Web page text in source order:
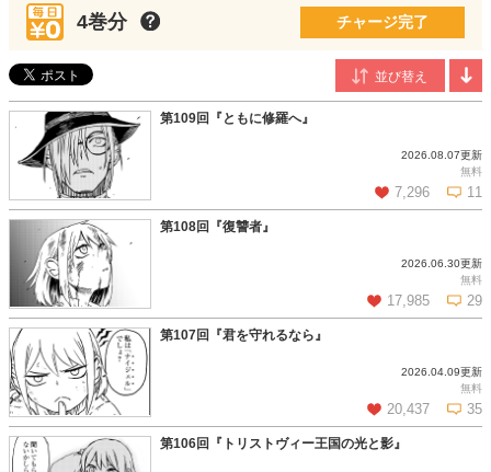
同作にて出版デビューを果たす。
4巻分 チャージ完了
第109回『ともに修羅へ』
2026.08.07更新
無料
7,296 11
この話を読む コメントを見る
第108回『復讐者』
2026.06.30更新
無料
17,985 29
この話を読む コメントを見る
第107回『君を守れるなら』
2026.04.09更新
無料
20,437 35
第106回『トリストヴィー王国の光と影』